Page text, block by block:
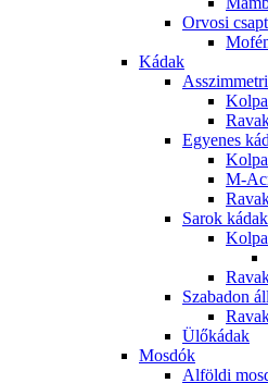
Orvosi
Kádak
Egyenes
M-
Sarok kádak
Szabadon
Ülőkádak
Mosdók
Alföldi